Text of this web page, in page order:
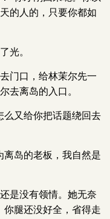
的人的，只要你都如
光。
门口，给林茉尔先一
去离岛的入口。
么又给你把话题绕回去
离岛的老板，我自然是
是没有领情。她无奈
你腿还没好全，省得走